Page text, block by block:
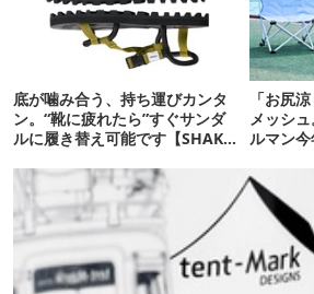
底が噛み合う、持ち運びカンタ
ン。“靴に疲れたら”すぐサンダ
ルに履き替え可能です【SHAKA
「お尻
メッシ
ルマン